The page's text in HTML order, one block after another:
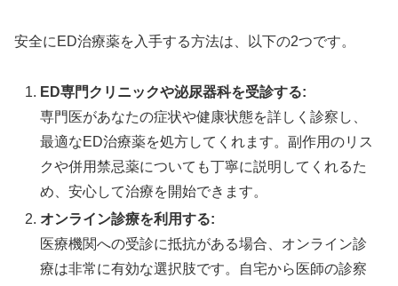
⚖️ アバナイト：バランス型8時間継続薬
🎯 効果ピーク 42分後 の絶妙タイミング
💰
10錠 3,500円〜 （1錠350円）
⌛
約8時間 の理想的持続時間
🧬
アバナフィル 100mg 配合
ステンドラと同成分で即効性と持続性のバランスを
追求。初心者から上級者まで幅広く支持される信頼
安全にED治療薬を入手する方法は、以下の2つです。
ED専門クリニックや泌尿器科を受診する:
専門医があなたの症状や健康状態を詳しく診察し、
最適なED治療薬を処方してくれます。副作用のリス
クや併用禁忌薬についても丁寧に説明してくれるた
め、安心して治療を開始できます。
オンライン診療を利用する:
医療機関への受診に抵抗がある場合、オンライン診
療は非常に有効な選択肢です。自宅から医師の診察